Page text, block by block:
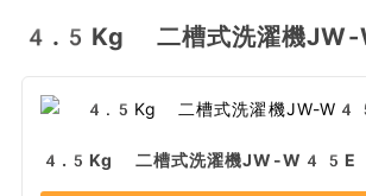
4.5Kg 二槽式洗濯機
4.5Kg 二槽式洗濯機JW-W45E